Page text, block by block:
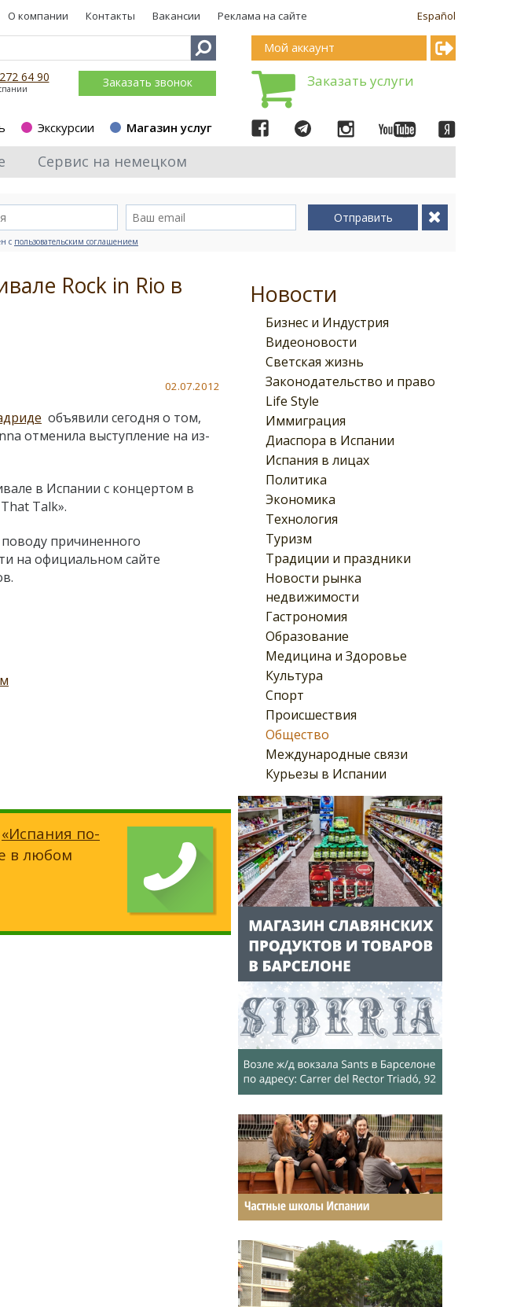
Español
О компании Контакты Вакансии Реклама на сайте
64 90 Заказать звонок
Экскурсии Магазин услуг
Мой аккаунт
Заказать услуги
Сервис на немецком
Отправить
с пользовательским соглашением
Новости
Бизнес и Индустрия
Видеоновости
Светская жизнь
Законодательство и право
Life Style
Иммиграция
Диаспора в Испании
Испания в лицах
Политика
Экономика
Технология
Туризм
Традиции и праздники
Новости рынка
недвижимости
Гастрономия
Образование
Медицина и Здоровье
Культура
Спорт
Происшествия
Общество
Международные связи
Курьезы в Испании
Rock in Rio в
02.07.2012
объявили сегодня о том,
отменила выступление на из-
в Испании с концертом в
Talk».
причиненного
на официальном сайте
«Испания по-
в любом